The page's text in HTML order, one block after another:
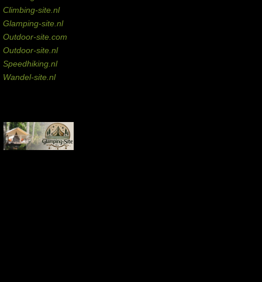
Climbing-site.nl
Glamping-site.nl
Outdoor-site.com
Outdoor-site.nl
Speedhiking.nl
Wandel-site.nl